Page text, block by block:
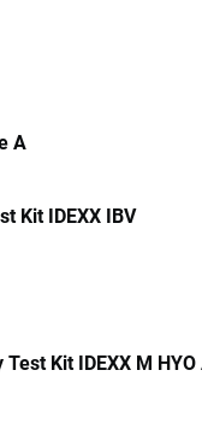
A
Kit IDEXX IBV
Kit IDEXX M HYO